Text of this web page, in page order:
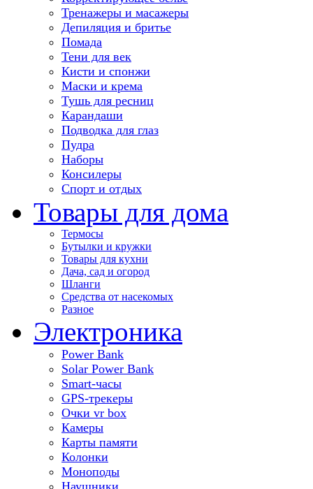
Тренажеры и масажеры
Депиляция и бритье
Помада
Тени для век
Кисти и спонжи
Маски и крема
Тушь для ресниц
Карандаши
Подводка для глаз
Пудра
Наборы
Консилеры
Спорт и отдых
Товары для дома
Термосы
Бутылки и кружки
Товары для кухни
Дача, сад и огород
Шланги
Средства от насекомых
Разное
Электроника
Power Bank
Solar Power Bank
Smart-часы
GPS-трекеры
Очки vr box
Камеры
Карты памяти
Колонки
Моноподы
Наушники